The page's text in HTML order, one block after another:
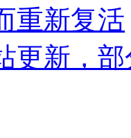
重新复活
更新，